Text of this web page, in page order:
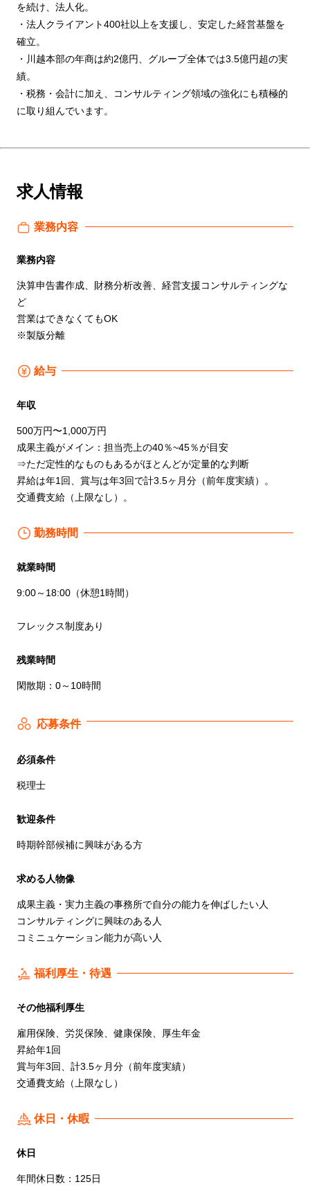
を続け、法人化。
・法人クライアント400社以上を支援し、安定した経営基盤を
確立。
・川越本部の年商は約2億円、グループ全体では3.5億円超の実
績。
・税務・会計に加え、コンサルティング領域の強化にも積極的
に取り組んでいます。
求人情報
業務内容
業務内容
決算申告書作成、財務分析改善、経営支援コンサルティングな
ど
営業はできなくてもOK
※製版分離
給与
年収
500万円〜1,000万円
成果主義がメイン：担当売上の40％~45％が目安
⇒ただ定性的なものもあるがほとんどが定量的な判断
昇給は年1回、賞与は年3回で計3.5ヶ月分（前年度実績）。
交通費支給（上限なし）。
勤務時間
就業時間
9:00～18:00（休憩1時間）
フレックス制度あり
残業時間
閑散期：0～10時間
応募条件
必須条件
税理士
歓迎条件
時期幹部候補に興味がある方
求める人物像
成果主義・実力主義の事務所で自分の能力を伸ばしたい人
コンサルティングに興味のある人
コミニュケーション能力が高い人
福利厚生・待遇
その他福利厚生
雇用保険、労災保険、健康保険、厚生年金
昇給年1回
賞与年3回、計3.5ヶ月分（前年度実績）
交通費支給（上限なし）
休日・休暇
休日
年間休日数：125日